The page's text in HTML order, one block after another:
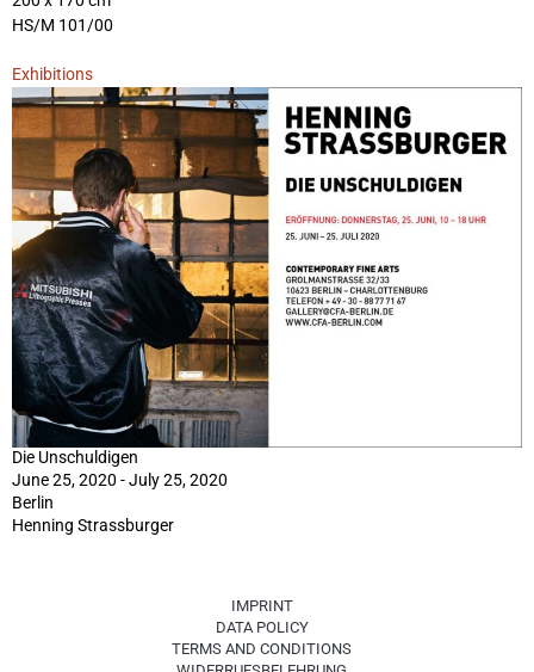
HS/M 101/00
Exhibitions
Die Unschuldigen
June 25, 2020 - July 25, 2020
Berlin
Henning Strassburger
IMPRINT
DATA POLICY
TERMS AND CONDITIONS